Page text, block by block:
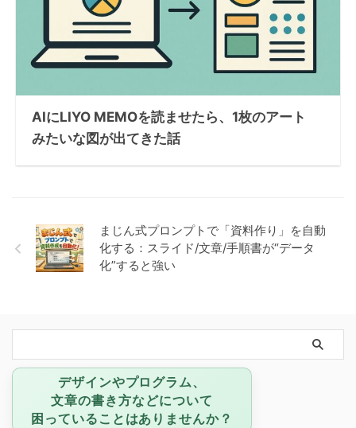
AIにLIYO MEMOを読ませたら、1枚のアート
みたいな図が出てきた話
まじん式プロンプトで「資料作り」を自動
化する：スライド/文章/手順書が“データ
化”すると強い
デザインやプログラム、
文章の書き方などについて
困っていることはありませんか？